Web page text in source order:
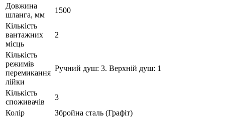
Довжина
шланга, мм
1500
Кількість
вантажних
місць
2
Кількість
режимів
перемикання
лійки
Ручний душ: 3. Верхній душ: 1
Кількість
споживачів
3
Колір
Збройна сталь (Графіт)